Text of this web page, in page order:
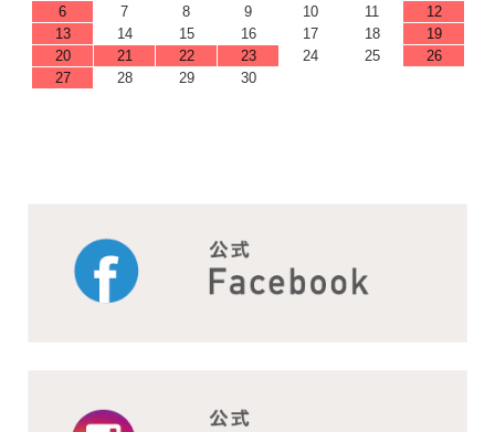
6
7 8 9 10 11
12
13
14 15 16 17 18
19
20
21 22 23 24 25
26
27
28 29 30